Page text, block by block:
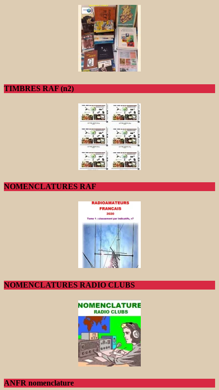
TIMBRES RAF (n2)
NOMENCLATURES RAF
NOMENCLATURES RADIO CLUBS
ANFR nomenclature